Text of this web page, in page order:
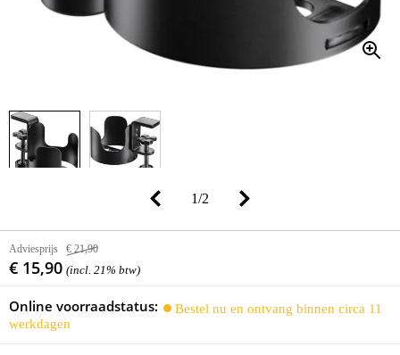
1/2
Adviesprijs € 21,90
€ 15,90 (incl. 21% btw)
Online voorraadstatus:
Bestel nu en ontvang binnen circa 11
werkdagen